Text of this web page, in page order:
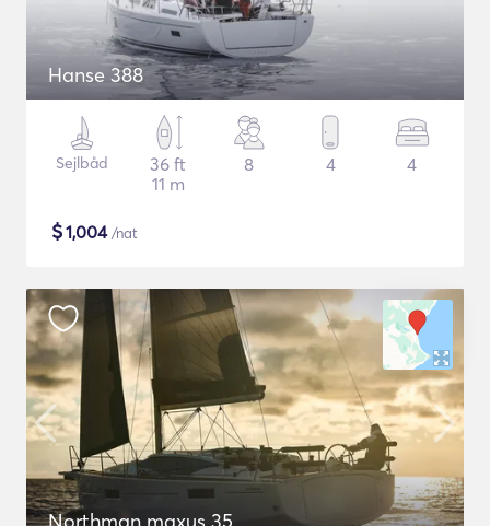
Hanse 388
Sejlbåd
36 ft
11 m
8 4 4
$1,004/nat